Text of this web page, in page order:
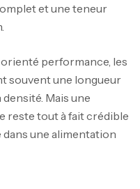
et une teneur
performance, les
souvent une longueur
densité. Mais une
reste tout à fait crédible
une alimentation